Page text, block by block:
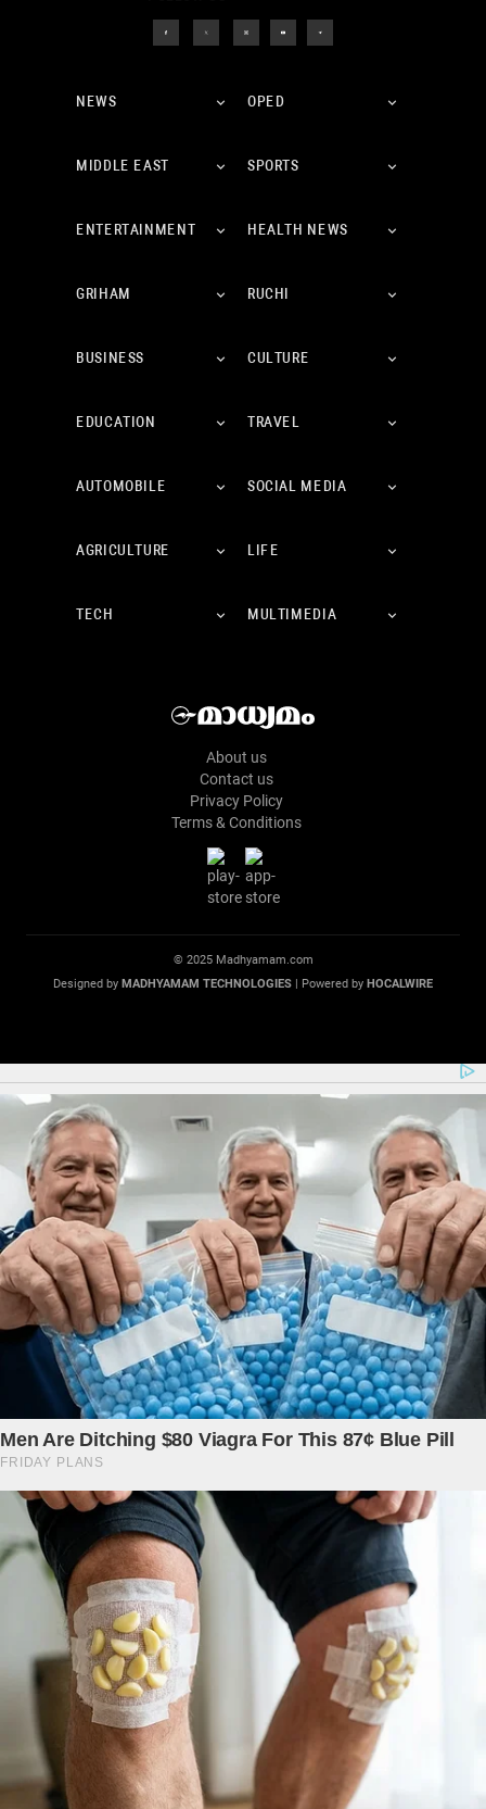
NEWS OPED
MIDDLE EAST SPORTS
ENTERTAINMENT HEALTH NEWS
GRIHAM RUCHI
BUSINESS CULTURE
EDUCATION TRAVEL
AUTOMOBILE SOCIAL MEDIA
AGRICULTURE LIFE
TECH MULTIMEDIA
About us
Contact us
Privacy Policy
Terms & Conditions
© 2025 Madhyamam.com
Designed by MADHYAMAM TECHNOLOGIES | Powered by HOCALWIRE